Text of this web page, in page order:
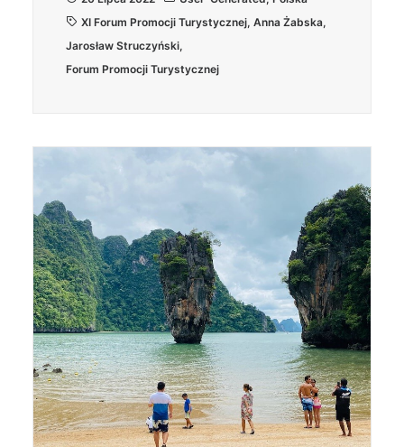
XI Forum Promocji Turystycznej, Anna Żabska,
Jarosław Struczyński,
Forum Promocji Turystycznej